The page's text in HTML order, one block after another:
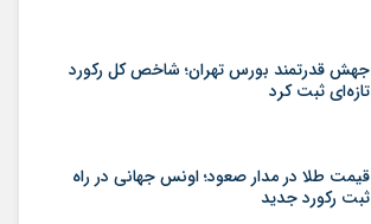
جهش قدرتمند بورس تهران؛ شاخص کل رکورد
تازه‌ای ثبت کرد
قیمت طلا در مدار صعود؛ اونس جهانی در راه
ثبت رکورد جدید